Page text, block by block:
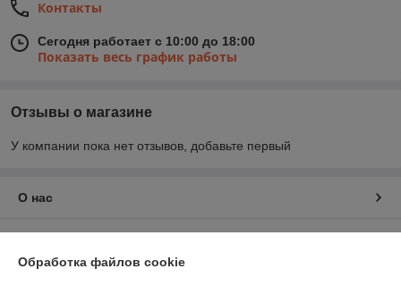
Контакты
Сегодня работает с 10:00 до 18:00
Показать весь график работы
Отзывы о магазине
У компании пока нет отзывов, добавьте первый
О нас
Обработка файлов cookie